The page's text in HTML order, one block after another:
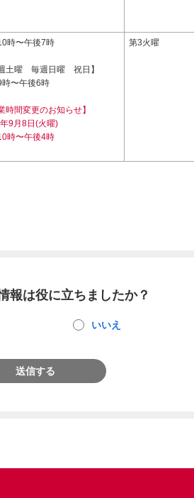
時〜午後7時
週土曜 毎週日曜 祝日】
時〜午後6時
時間変更のお知らせ】
9月8日(火曜)
時〜午後4時
第3火曜
報は役に立ちましたか？
いいえ
送信する